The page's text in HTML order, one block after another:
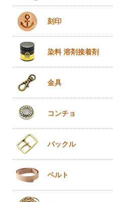
刻印
染料 溶剤接着剤
金具
コンチョ
バックル
ベルト